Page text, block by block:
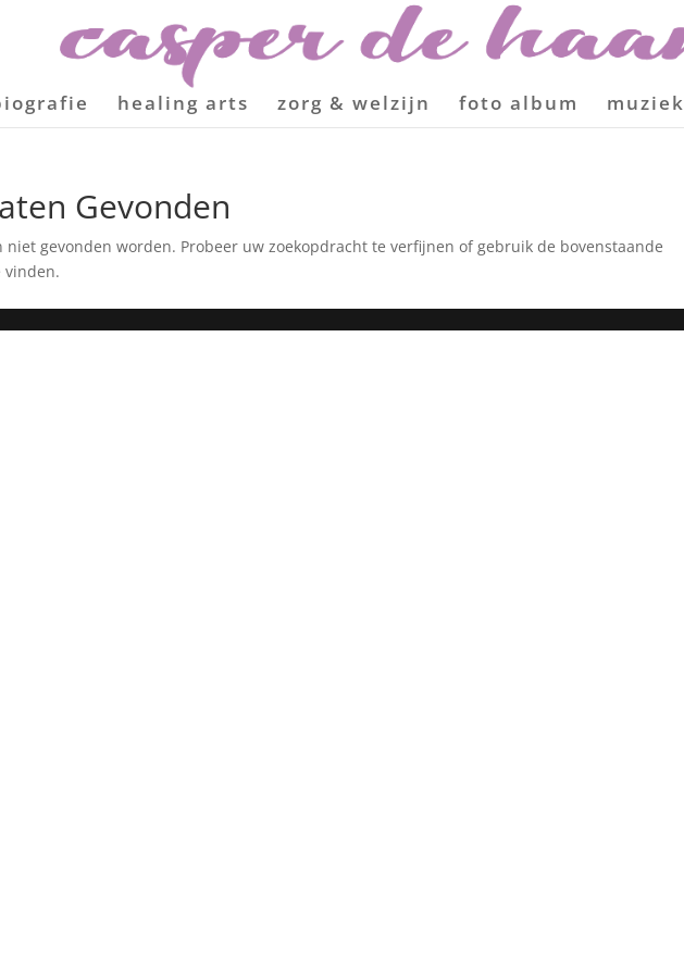
healing arts zorg & welzijn foto album muziek
Gevonden
niet gevonden worden. Probeer uw zoekopdracht te verfijnen of gebruik de bovenstaande
vinden.